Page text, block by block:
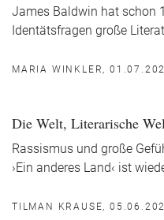
James Baldwin hat schon
Identätsfragen große
MARIA WINKLER,
Die Welt, Literarische
Rassismus und große
›Ein anderes Land‹ ist
TILMAN KRAUSE,